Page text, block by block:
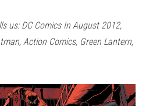
us: DC Comics In August 2012,
Action Comics, Green Lantern,